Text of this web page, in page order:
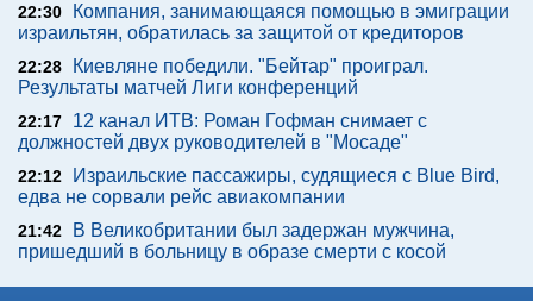
22:30
Компания, занимающаяся помощью в эмиграции
израильтян, обратилась за защитой от кредиторов
22:28
Киевляне победили. "Бейтар" проиграл.
Результаты матчей Лиги конференций
22:17
12 канал ИТВ: Роман Гофман снимает с
должностей двух руководителей в "Мосаде"
22:12
Израильские пассажиры, судящиеся с Blue Bird,
едва не сорвали рейс авиакомпании
21:42
В Великобритании был задержан мужчина,
пришедший в больницу в образе смерти с косой